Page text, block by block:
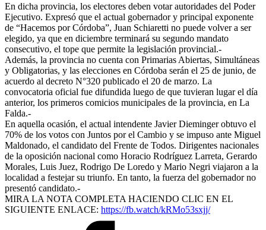
En dicha provincia, los electores deben votar autoridades del Poder
Ejecutivo. Expresó que el actual gobernador y principal exponente
de “Hacemos por Córdoba”, Juan Schiaretti no puede volver a ser
elegido, ya que en diciembre terminará su segundo mandato
consecutivo, el tope que permite la legislación provincial.-
Además, la provincia no cuenta con Primarias Abiertas, Simultáneas
y Obligatorias, y las elecciones en Córdoba serán el 25 de junio, de
acuerdo al decreto N°320 publicado el 20 de marzo. La
convocatoria oficial fue difundida luego de que tuvieran lugar el día
anterior, los primeros comicios municipales de la provincia, en La
Falda.-
En aquella ocasión, el actual intendente Javier Dieminger obtuvo el
70% de los votos con Juntos por el Cambio y se impuso ante Miguel
Maldonado, el candidato del Frente de Todos. Dirigentes nacionales
de la oposición nacional como Horacio Rodríguez Larreta, Gerardo
Morales, Luis Juez, Rodrigo De Loredo y Mario Negri viajaron a la
localidad a festejar su triunfo. En tanto, la fuerza del gobernador no
presentó candidato.-
MIRA LA NOTA COMPLETA HACIENDO CLIC EN EL
SIGUIENTE ENLACE: https://fb.watch/kRMo53sxjj/